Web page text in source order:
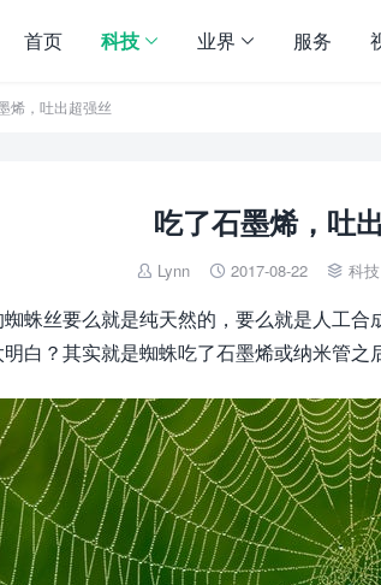
首页 科技 业界 服务
烯，吐出超强丝
吃了石墨烯，吐
 Lynn  2017-08-22  科技
蜘蛛丝要么就是纯天然的，要么就是人工
白？其实就是蜘蛛吃了石墨烯或纳米管之